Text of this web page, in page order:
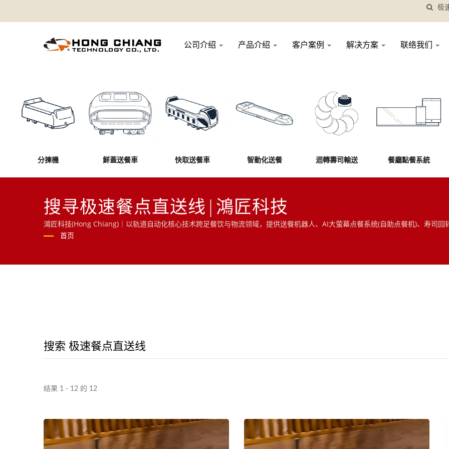
公司介绍 产品介绍 客户案例 解决方案 联络我们
分揀機 鮮蓋送餐車 快取送餐車 智動化送餐 迴轉壽司輸送 餐廳點餐系統
搜寻极速餐点直送线|鴻匠科技
鴻匠科技(Hong Chiang)｜以轨道自动化核心技术跨足餐饮与物流领域，提供送餐机器人、AI大萤幕点餐系统(自助点餐机)、寿司
车等物件移动解决方案，欢迎洽询！
首页
搜索 极速餐点直送线
结果 1 - 12 的 12